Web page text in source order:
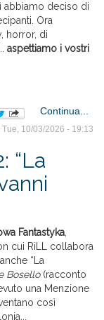
abbiamo deciso di
Ora
horror, di
aspettiamo i vostri
Continua...
Tue, 10/03/2026 - 19:13
“La
Fantastyka
cui RiLL collabora
“La
Bosello(racconto
una Menzione
così
..